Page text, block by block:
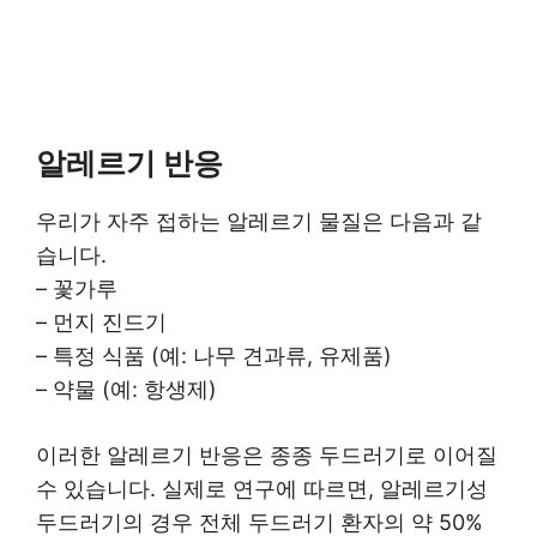
알레르기 반응
우리가 자주 접하는 알레르기 물질은 다음과 같
습니다.
– 꽃가루
– 먼지 진드기
– 특정 식품 (예: 나무 견과류, 유제품)
– 약물 (예: 항생제)
이러한 알레르기 반응은 종종 두드러기로 이어질
수 있습니다. 실제로 연구에 따르면, 알레르기성
두드러기의 경우 전체 두드러기 환자의 약 50%